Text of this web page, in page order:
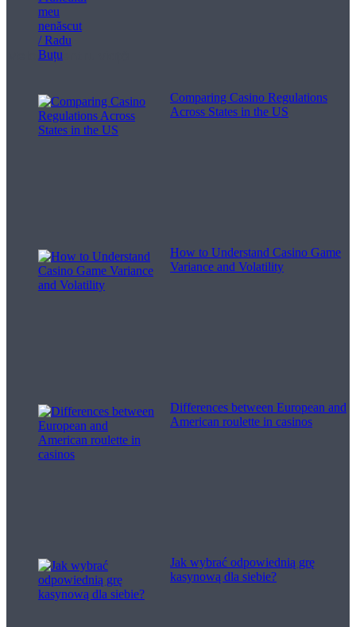
Melodii pentru viață
Comparing Casino Regulations
Across States in the US
How to Understand Casino Game
Variance and Volatility
Differences between European and
American roulette in casinos
Jak wybrać odpowiednią grę
kasynową dla siebie?